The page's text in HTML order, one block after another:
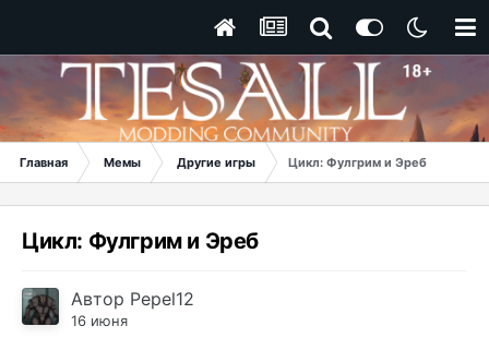
Главная Мемы Другие игры Цикл: Фулгрим и Эреб
Цикл: Фулгрим и Эреб
Автор Pepel12
16 июня